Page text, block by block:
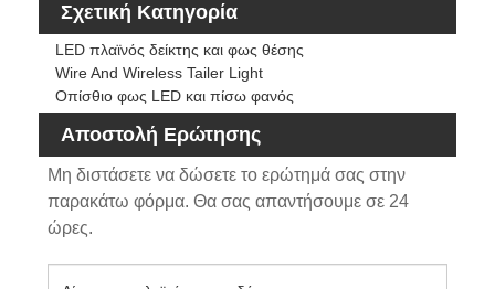
Σχετική Κατηγορία
LED πλαϊνός δείκτης και φως θέσης
Wire And Wireless Tailer Light
Οπίσθιο φως LED και πίσω φανός
Αποστολή Ερώτησης
Μη διστάσετε να δώσετε το ερώτημά σας στην
παρακάτω φόρμα. Θα σας απαντήσουμε σε 24
ώρες.